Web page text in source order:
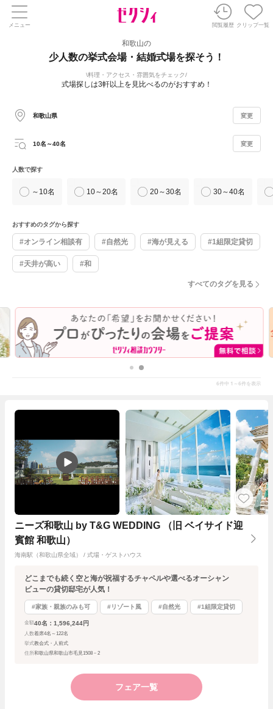
メニュー 閲覧履歴 クリップ一覧
和歌山の
少人数の挙式会場・結婚式場を探そう！
料理・アクセス・雰囲気をチェック
式場探しは3軒以上を見比べるのがおすすめ！
和歌山県 変更
10名～40名 変更
人数で探す
～10名 10～20名 20～30名 30～40名
おすすめのタグから探す
#オンライン相談有 #自然光 #海が見える #1組限定貸切
#天井が高い #和
すべてのタグを見る
6 件中 1～6 件を表示
ニーズ和歌山 by T&G WEDDING （旧 ベイサイド迎
賓館 和歌山）
海南駅（和歌山県全域） / 式場・ゲストハウス
どこまでも続く空と海が祝福するチャペルや選べるオーシャン
ビューの貸切邸宅が人気！
#家族・親族のみも可 #リゾート風 #自然光 #1組限定貸切
金額 40名：1,596,244円
人数着席4名～122名
挙式教会式・人前式
住所和歌山県和歌山市毛見1508－2
フェア一覧